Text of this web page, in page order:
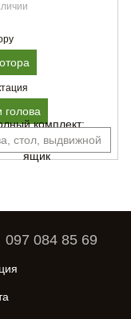
голова
комплект:
стол, выдвижной
ящик
097 084 85 69